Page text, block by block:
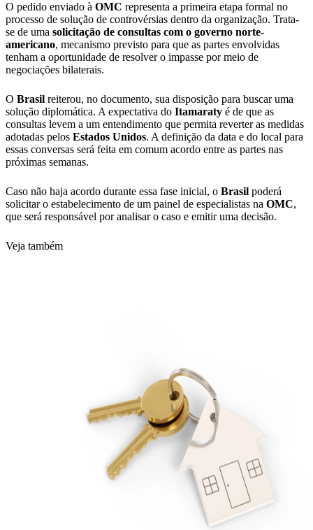
O pedido enviado à OMC representa a primeira etapa formal no
processo de solução de controvérsias dentro da organização. Trata-
se de uma solicitação de consultas com o governo norte-
americano, mecanismo previsto para que as partes envolvidas
tenham a oportunidade de resolver o impasse por meio de
negociações bilaterais.
O Brasil reiterou, no documento, sua disposição para buscar uma
solução diplomática. A expectativa do Itamaraty é de que as
consultas levem a um entendimento que permita reverter as medidas
adotadas pelos Estados Unidos. A definição da data e do local para
essas conversas será feita em comum acordo entre as partes nas
próximas semanas.
Caso não haja acordo durante essa fase inicial, o Brasil poderá
solicitar o estabelecimento de um painel de especialistas na OMC,
que será responsável por analisar o caso e emitir uma decisão.
Veja também